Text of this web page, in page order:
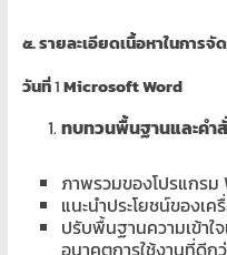
๕. รายละเอียดเนื้อหาในการจั
วันที่1Microsoft Word
ทบทวนพื้นฐานและคำ
ภาพรวมของโปรแกรม
แนะนำประโยชน์ของเ
ปรับพื้นฐานความเข้าใ
อนาคตการใช้งานที่ดีกว่